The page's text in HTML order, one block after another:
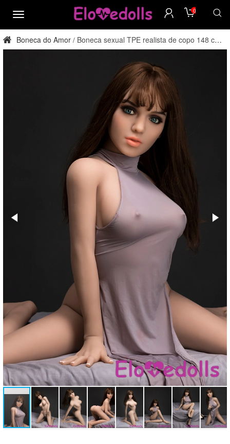
cardápio
0
Boneca do Amor / Boneca sexual TPE realista de copo 148 cm
D - Estoque nos EUA